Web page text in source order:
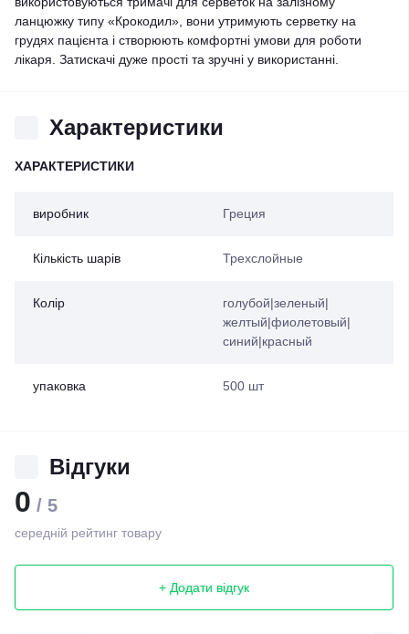
ланцюжку типу «Крокодил», вони утримують серветку на
грудях пацієнта і створюють комфортні умови для роботи
лікаря. Затискачі дуже прості та зручні у використанні.
Характеристики
ХАРАКТЕРИСТИКИ
виробник Греция
Кількість шарів Трехслойные
Колір
голубой|зеленый|
желтый|фиолетовый|
синий|красный
упаковка 500 шт
Відгуки
0 / 5
середній рейтинг товару
+ Додати відгук